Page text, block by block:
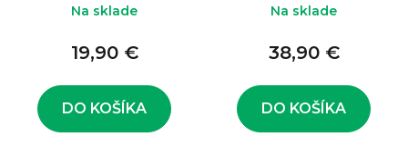
Na sklade
19,90 €
DO KOŠÍKA
Na sklade
38,90 €
DO KOŠÍKA